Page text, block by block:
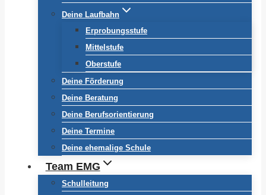
Deine Laufbahn
Erprobungsstufe
Mittelstufe
Oberstufe
Deine Förderung
Deine Beratung
Deine Berufsorientierung
Deine Termine
Deine ehemalige Schule
Team EMG
Schulleitung